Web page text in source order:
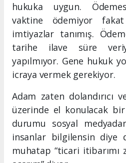
hukuka uygun.
vaktine ödemiyor
imtiyazlar tanımış.
tarihe ilave süre
yapılmıyor. Gene hukuk
icraya vermek gerekiyor.
Adam zaten dolandırıcı
üzerinde el konulacak bir
durumu sosyal
insanlar bilgilensin diye
muhatap “ticari itibarımı